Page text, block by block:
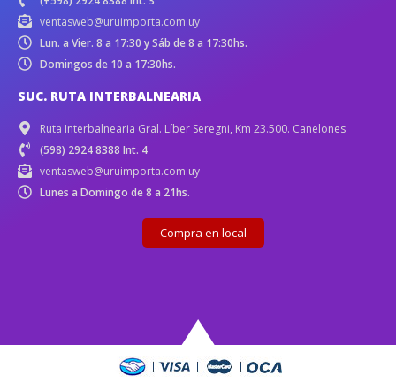
ventasweb@uruimporta.com.uy
Lun. a Vier. 8 a 17:30 y Sáb de 8 a 17:30hs.
Domingos de 10 a 17:30hs.
SUC. RUTA INTERBALNEARIA
Ruta Interbalnearia Gral. Líber Seregni, Km 23.500. Canelones
(598) 2924 8388 Int. 4
ventasweb@uruimporta.com.uy
Lunes a Domingo de 8 a 21hs.
Compra en local